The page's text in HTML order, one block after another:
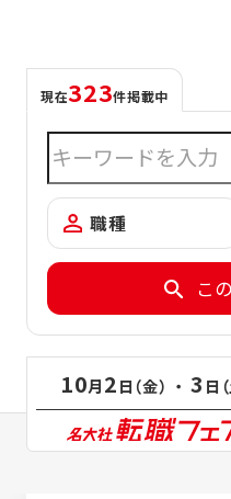
現在323件掲載中
職種
こ
10月2日（金） ・3 日